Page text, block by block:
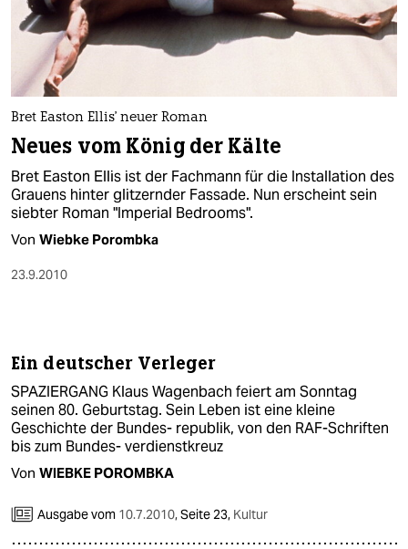
kultur
sport
berlin
wahrheit
verlag
verlag
shop
fragen & hilfe
unterstützen
Bret Easton Ellis' neuer Roman
Neues vom König der Kälte
Bret Easton Ellis ist der Fachmann für die Installation des
Grauens hinter glitzernder Fassade. Nun erscheint sein
siebter Roman "Imperial Bedrooms".
Von Wiebke Porombka
23.9.2010
Ein deutscher Verleger
SPAZIERGANG Klaus Wagenbach feiert am Sonntag
seinen 80. Geburtstag. Sein Leben ist eine kleine
Geschichte der Bundes- republik, von den RAF-Schriften
bis zum Bundes- verdienstkreuz
Von WIEBKE POROMBKA
Ausgabe vom 10.7.2010,Seite 23, Kultur